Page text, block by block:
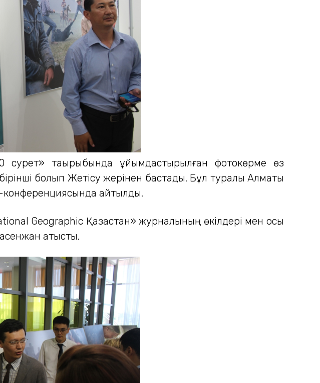
сурет» тақырыбында ұйымдастырылған фотокөрме өз
болып Жетісу жерінен бастады. Бұл туралы Алматы
конференциясында айтылды.
Geographic Қазақстан» журналының өкілдері мен осы
қатысты.